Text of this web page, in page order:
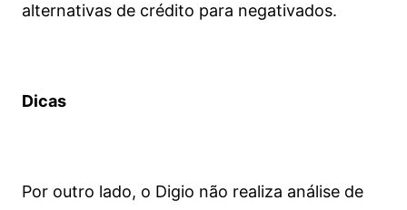
alternativas de crédito para negativados.
Dicas
Por outro lado, o Digio não realiza análise de